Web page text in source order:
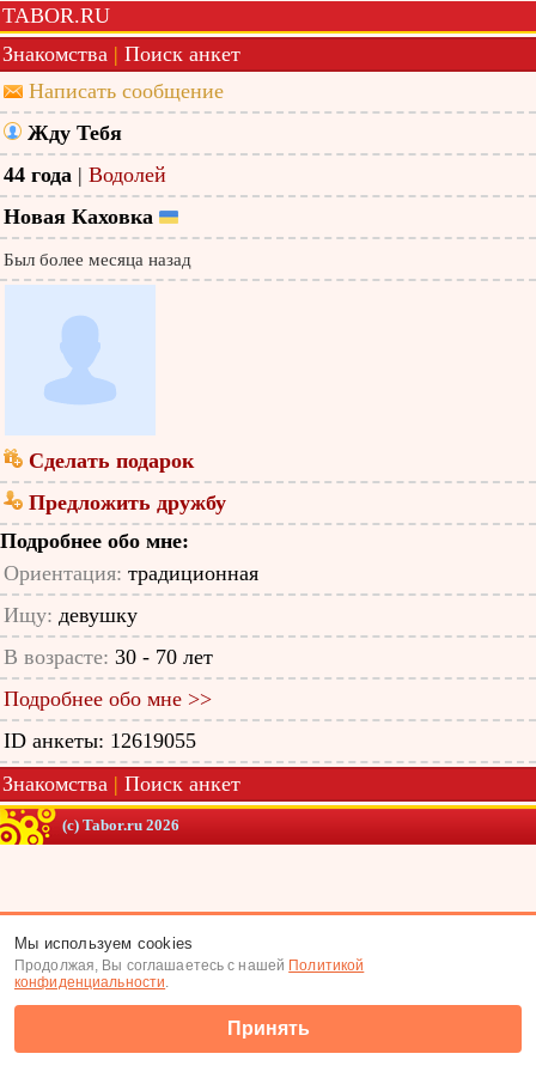
TABOR.RU
Знакомства | Поиск анкет
Написать сообщение
Жду Тебя
44 года | Водолей
Новая Каховка
Был более месяца назад
Сделать подарок
Предложить дружбу
Подробнее обо мне:
Ориентация: традиционная
Ищу: девушку
В возрасте: 30 - 70 лет
Подробнее обо мне >>
ID анкеты: 12619055
Знакомства | Поиск анкет
(c) Tabor.ru 2026
Мы используем cookies
Продолжая, Вы соглашаетесь с нашей Политикой
конфиденциальности.
Принять